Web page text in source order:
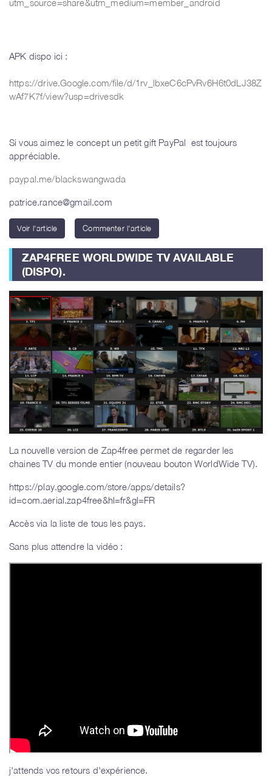
utm_source=share&utm_medium=member_android
APK dispo ici :
https://drive.Google.com/file/d/1rv_lbxeC6cPvRv6H6t0dLJ38Z
wAf7K7f/view?usp=drivesdk
Si vous aimez le concept un petit gift PayPal est toujours
appréciable.
paypal.me/blackswangwada
patrice.rance@gmail.com
Voir l'article Commenter l'article
ZAP4FREE WORLDWIDE TV AVAILABLE
(DISPO).
La nouvelle version de Zap4free permet de regarder les
chaines TV du monde entier (nouveau bouton WorldWide TV).
https://play.google.com/store/apps/details?
id=com.aerial.zap4free&hl=fr&gl=FR
Accès via la liste de tous les pays.
Sans plus attendre la vidéo :
j'attends vos retours d'expérience.